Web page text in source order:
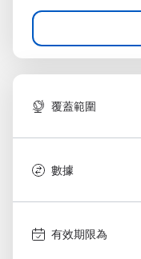
覆蓋範圍
數據
有效期限為